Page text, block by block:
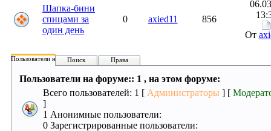
Шапка-бини
спицами за
один день
0 axied11 856
От
Пользователи на форуме:
Поиск Права
Пользователи на форуме:: 1 , на этом форуме:
Всего пользователей: 1 [ Администраторы ] [
]
1 Анонимные пользователи:
0 Зарегистрированные пользователи: